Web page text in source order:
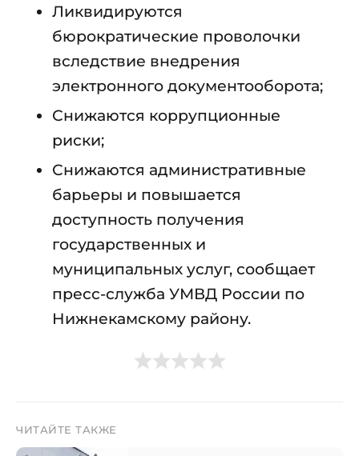
Ликвидируются
бюрократические проволочки
вследствие внедрения
электронного документооборота;
Снижаются коррупционные
риски;
Снижаются административные
барьеры и повышается
доступность получения
государственных и
муниципальных услуг, сообщает
пресс-служба УМВД России по
Нижнекамскому району.
ЧИТАЙТЕ ТАКЖЕ